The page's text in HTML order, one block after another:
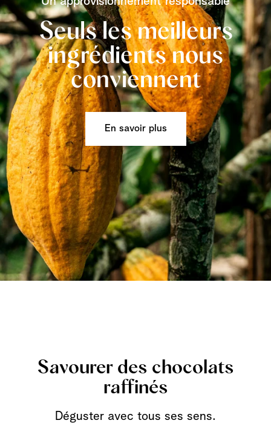
Seuls les meilleurs
ingrédients nous
conviennent
En savoir plus
Savourer des chocolats
raffinés
Déguster avec tous ses sens.